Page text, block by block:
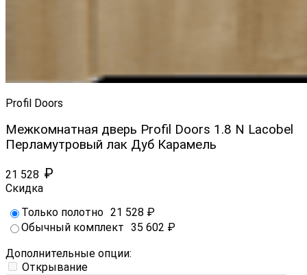
Profil Doors
Межкомнатная дверь Profil Doors 1.8 N Lacobel
Перламутровый лак Дуб Карамель
21 528 ₽
Скидка
Только полотно 21 528 ₽
Обычный комплект 35 602 ₽
Дополнительные опции:
Открывание